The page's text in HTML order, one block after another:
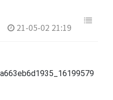
21-05-02 21:19